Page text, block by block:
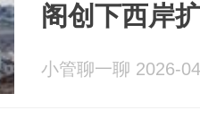
阁创下西岸
小管聊一聊 2026-